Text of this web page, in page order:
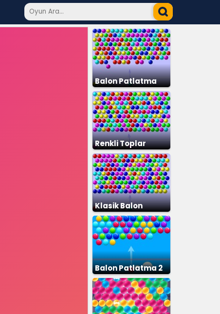
Balon Patlatma
Renkli Toplar
Klasik Balon
Patlatma
Balon Patlatma 2